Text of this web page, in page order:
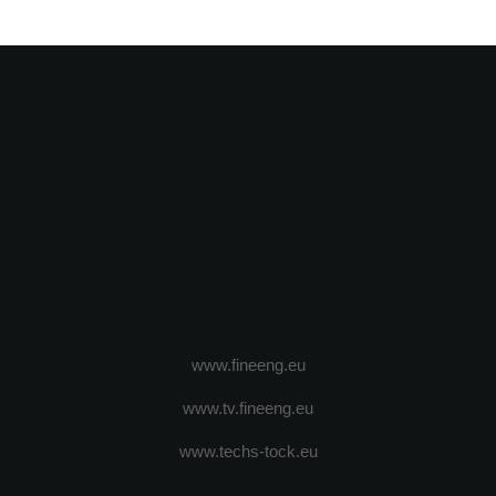
www.fineeng.eu
www.tv.fineeng.eu
www.techs-tock.eu